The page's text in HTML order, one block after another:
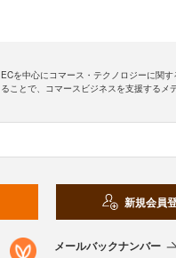
ECを中心にコマース・テクノロジーに関
ることで、コマースビジネスを支援するメ
新規会員
メールバックナンバー